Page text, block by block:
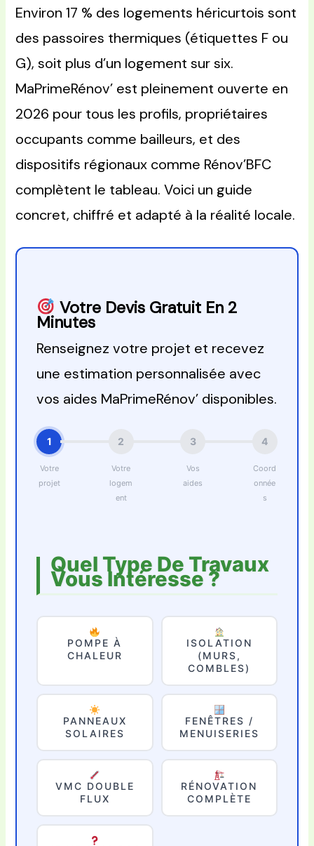
Environ 17 % des logements héricurtois sont
des passoires thermiques (étiquettes F ou
G), soit plus d’un logement sur six.
MaPrimeRénov’ est pleinement ouverte en
2026 pour tous les profils, propriétaires
occupants comme bailleurs, et des
dispositifs régionaux comme Rénov’BFC
complètent le tableau. Voici un guide
concret, chiffré et adapté à la réalité locale.
Votre Devis Gratuit En 2
Minutes
Renseignez votre projet et recevez
une estimation personnalisée avec
vos aides MaPrimeRénov’ disponibles.
1 2 3 4
Votre
projet
Votre
logem
ent
Vos
aides
Coord
onnée
s
Quel Type De Travaux
Vous Intéresse ?
POMPE À
CHALEUR
ISOLATION
(MURS,
COMBLES)
PANNEAUX
SOLAIRES
FENÊTRES /
MENUISERIES
VMC DOUBLE
FLUX
RÉNOVATION
COMPLÈTE